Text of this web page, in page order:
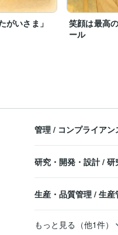
がいさま」
笑顔は最高
ール
管理 / コンプライアン
研究・開発・設計 / 研
生産・品質管理 / 生産
もっと見る（他1件）